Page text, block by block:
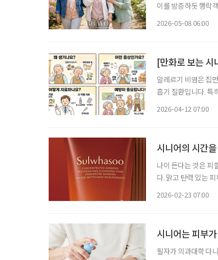
이를 방증하듯 행락
2026-05-08 06:00
[만화로 보는 시
알레르기 비염은 집
흡기 질환입니다. 특
2026-04-12 07:00
시니어의 시간
나이 든다는 것은 피
다. 맑고 탄력 있는
2026-02-23 07:00
시니어는 피부
필자가 의과대학 다니던